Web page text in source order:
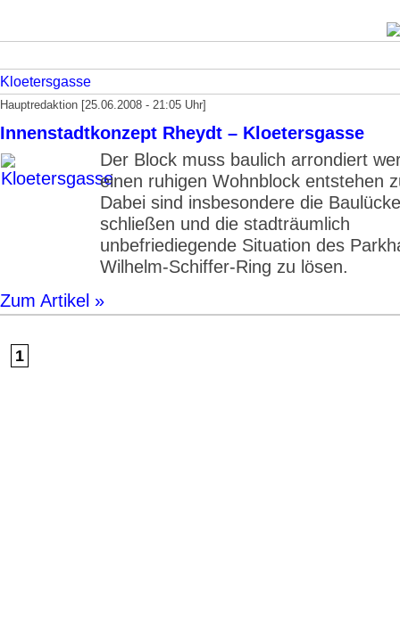
Kloetersgasse
Hauptredaktion [25.06.2008 - 21:05 Uhr]
Innenstadtkonzept Rheydt – Kloetersgasse
Der Block muss baulich arrondiert
einen ruhigen Wohn­block entstehen
Da­bei sind insbesondere die
schließen und die stadträumlich
unbefriediegende Situation des
Wilhelm-Schiffer-Ring zu lösen.
Zum Artikel »
1